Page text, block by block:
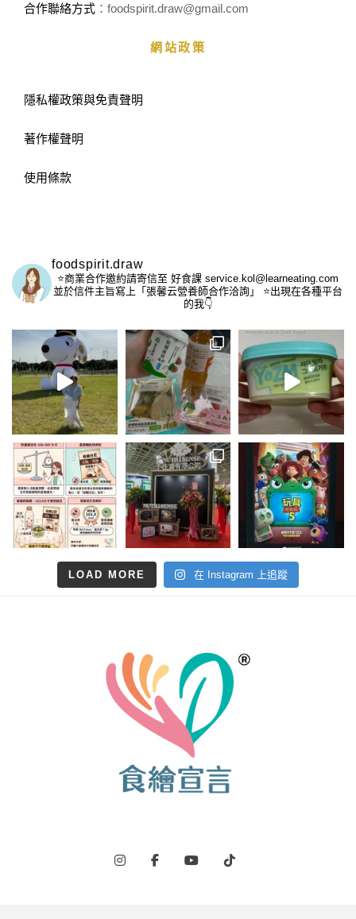
合作聯絡方式 ：foodspirit.draw@gmail.com
網站政策
隱私權政策與免責聲明
著作權聲明
使用條款
foodspirit.draw
⭐️商業合作邀約請寄信至 好食課 service.kol@learneating.com
並於信件主旨寫上「張馨云營養師合作洽詢」
⭐️出現在各種平台
的我👇
LOAD MORE 在 Instagram 上追蹤